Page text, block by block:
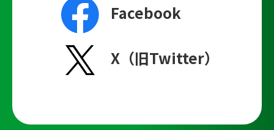
Facebook
X（旧Twitter）